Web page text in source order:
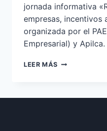
jornada informativa
empresas, incentivos
organizada por el
Empresarial) y Apilca.
LEER MÁS JORNADA